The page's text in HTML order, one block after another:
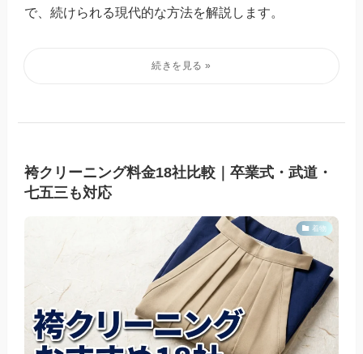
で、続けられる現代的な方法を解説します。
袴クリーニング料金18社比較｜卒業式・武道・
七五三も対応
着物